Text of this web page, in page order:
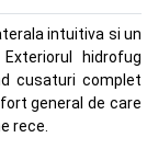
intuitiva si un
hidrofug
cusaturi complet
general de care
rece.